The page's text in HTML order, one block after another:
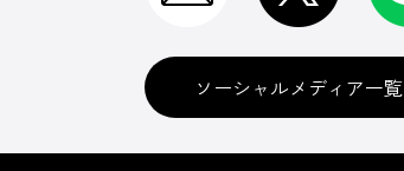
ソーシャルメディア一覧